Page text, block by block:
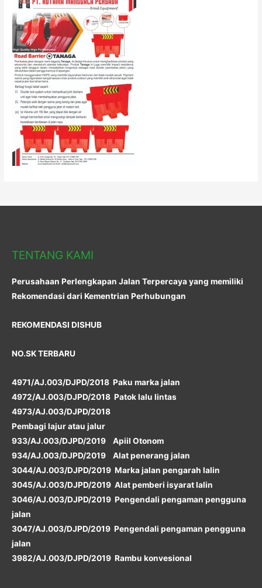
TENTANG KAMI
Perusahaan Perlengkapan Jalan Terpercaya yang memiliki
Rekomendasi dari Kementrian Perhubungan
REKOMENDASI DISHUB
NO.SK TERBARU
4971/AJ.003/DJPD/2018 Paku marka jalan
4972/AJ.003/DJPD/2018 Patok lalu lintas
4973/AJ.003/DJPD/2018
Pembagi lajur atau jalur
933/AJ.003/DJPD/2019 Apiil Otonom
934/AJ.003/DJPD/2019 Alat penerang jalan
3044/AJ.003/DJPD/2019 Marka jalan pengarah lalin
3045/AJ.003/DJPD/2019 Alat pemberi isyarat lalin
3046/AJ.003/DJPD/2019 Pengendali pengaman pengguna
jalan
3047/AJ.003/DJPD/2019 Pengendali pengaman pengguna
jalan
3982/AJ.003/DJPD/2019 Rambu konvesional